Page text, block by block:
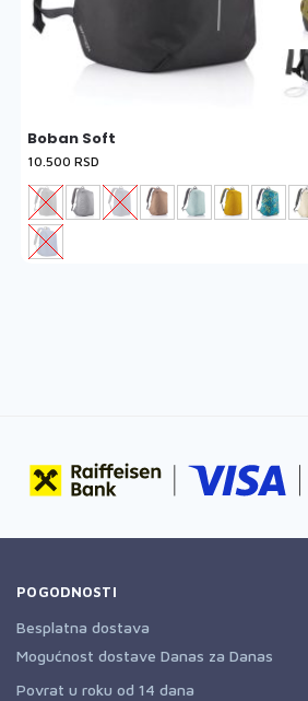
Boban Soft
10.500RSD
POGODNOSTI
Besplatna dostava
Mogućnost dostave Danas za Danas
Povrat u roku od 14 dana